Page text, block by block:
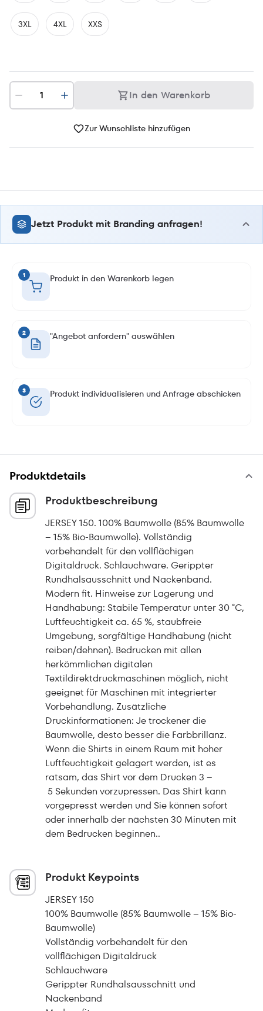
3XL 4XL XXS
In den Warenkorb
Zur Wunschliste hinzufügen
Jetzt Produkt mit Branding anfragen!
1 Produkt in den Warenkorb legen
2 "Angebot anfordern" auswählen
3 Produkt individualisieren und Anfrage abschicken
Produktdetails
Produktbeschreibung
JERSEY 150. 100% Baumwolle (85% Baumwolle
– 15% Bio-Baumwolle). Vollständig
vorbehandelt für den vollflächigen
Digitaldruck. Schlauchware. Gerippter
Rundhalsausschnitt und Nackenband.
Modern fit. Hinweise zur Lagerung und
Handhabung: Stabile Temperatur unter 30 °C,
Luftfeuchtigkeit ca. 65 %, staubfreie
Umgebung, sorgfältige Handhabung (nicht
reiben/dehnen). Bedrucken mit allen
herkömmlichen digitalen
Textildirektdruckmaschinen möglich, nicht
geeignet für Maschinen mit integrierter
Vorbehandlung. Zusätzliche
Druckinformationen: Je trockener die
Baumwolle, desto besser die Farbbrillanz.
Wenn die Shirts in einem Raum mit hoher
Luftfeuchtigkeit gelagert werden, ist es
ratsam, das Shirt vor dem Drucken 3 –
5 Sekunden vorzupressen. Das Shirt kann
vorgepresst werden und Sie können sofort
oder innerhalb der nächsten 30 Minuten mit
dem Bedrucken beginnen..
Produkt Keypoints
JERSEY 150
100% Baumwolle (85% Baumwolle – 15% Bio-
Baumwolle)
Vollständig vorbehandelt für den
vollflächigen Digitaldruck
Schlauchware
Gerippter Rundhalsausschnitt und
Nackenband